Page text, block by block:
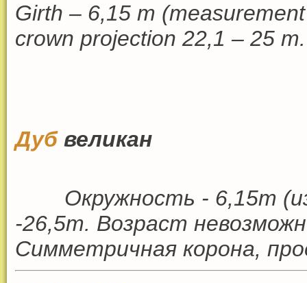
Girth – 6,15 m
crown projection 22,1 – 25 m.
Дуб великан
Окружность - 6,15m
-26,5m. Возраст
Симметричная корона,